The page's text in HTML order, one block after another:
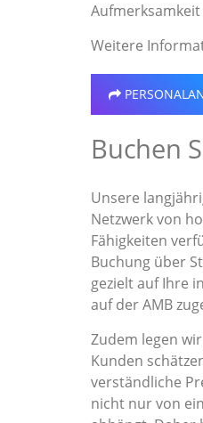
Weitere
Buchen
Unsere
Netzwerk von
Fähigkeiten
Buchung über
gezielt auf Ihre
auf der AMB
Zudem legen
Kunden
verständliche
nicht nur von